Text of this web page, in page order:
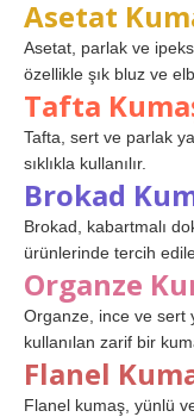
Asetat
Asetat, parlak ve
özellikle şık bluz ve
Tafta
Tafta, sert ve parlak
sıklıkla kullanılır.
Brokad
Brokad, kabartmalı
ürünlerinde tercih
Organze
Organze, ince ve sert
kullanılan zarif bir
Flanel
Flanel kumaş, yünlü